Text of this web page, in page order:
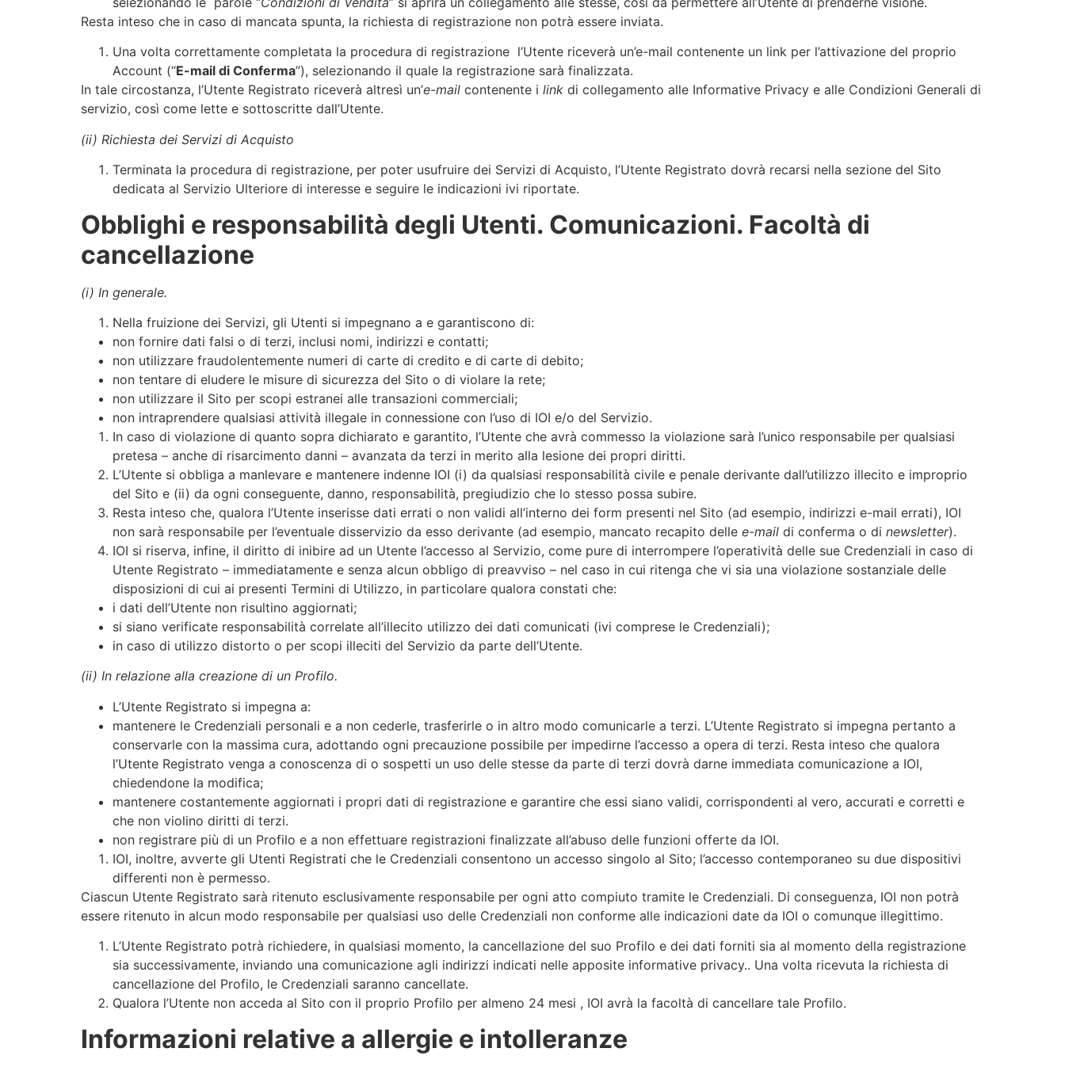
Resta inteso che in caso di mancata spunta, la richiesta di registrazione non potrà essere inviata.
Una volta correttamente completata la procedura di registrazione l’Utente riceverà un’e-mail contenente un link per l’attivazione del proprio
Account (“E-mail di Conferma”), selezionando il quale la registrazione sarà finalizzata.
In tale circostanza, l’Utente Registrato riceverà altresì un’e-mail contenente i link di collegamento alle Informative Privacy e alle Condizioni Generali di
servizio, così come lette e sottoscritte dall’Utente.
(ii) Richiesta dei Servizi di Acquisto
Terminata la procedura di registrazione, per poter usufruire dei Servizi di Acquisto, l’Utente Registrato dovrà recarsi nella sezione del Sito
dedicata al Servizio Ulteriore di interesse e seguire le indicazioni ivi riportate.
Obblighi e responsabilità degli Utenti. Comunicazioni. Facoltà di
cancellazione
(i) In generale.
Nella fruizione dei Servizi, gli Utenti si impegnano a e garantiscono di:
non fornire dati falsi o di terzi, inclusi nomi, indirizzi e contatti;
non utilizzare fraudolentemente numeri di carte di credito e di carte di debito;
non tentare di eludere le misure di sicurezza del Sito o di violare la rete;
non utilizzare il Sito per scopi estranei alle transazioni commerciali;
non intraprendere qualsiasi attività illegale in connessione con l’uso di IOI e/o del Servizio.
In caso di violazione di quanto sopra dichiarato e garantito, l’Utente che avrà commesso la violazione sarà l’unico responsabile per qualsiasi
pretesa – anche di risarcimento danni – avanzata da terzi in merito alla lesione dei propri diritti.
L’Utente si obbliga a manlevare e mantenere indenne IOI (i) da qualsiasi responsabilità civile e penale derivante dall’utilizzo illecito e improprio
del Sito e (ii) da ogni conseguente, danno, responsabilità, pregiudizio che lo stesso possa subire.
Resta inteso che, qualora l’Utente inserisse dati errati o non validi all’interno dei form presenti nel Sito (ad esempio, indirizzi e-mail errati), IOI
non sarà responsabile per l’eventuale disservizio da esso derivante (ad esempio, mancato recapito delle e-mail di conferma o di newsletter).
IOI si riserva, infine, il diritto di inibire ad un Utente l’accesso al Servizio, come pure di interrompere l’operatività delle sue Credenziali in caso di
Utente Registrato – immediatamente e senza alcun obbligo di preavviso – nel caso in cui ritenga che vi sia una violazione sostanziale delle
disposizioni di cui ai presenti Termini di Utilizzo, in particolare qualora constati che:
i dati dell’Utente non risultino aggiornati;
si siano verificate responsabilità correlate all’illecito utilizzo dei dati comunicati (ivi comprese le Credenziali);
in caso di utilizzo distorto o per scopi illeciti del Servizio da parte dell’Utente.
(ii) In relazione alla creazione di un Profilo.
L’Utente Registrato si impegna a:
mantenere le Credenziali personali e a non cederle, trasferirle o in altro modo comunicarle a terzi. L’Utente Registrato si impegna pertanto a
conservarle con la massima cura, adottando ogni precauzione possibile per impedirne l’accesso a opera di terzi. Resta inteso che qualora
l’Utente Registrato venga a conoscenza di o sospetti un uso delle stesse da parte di terzi dovrà darne immediata comunicazione a IOI,
chiedendone la modifica;
mantenere costantemente aggiornati i propri dati di registrazione e garantire che essi siano validi, corrispondenti al vero, accurati e corretti e
che non violino diritti di terzi.
non registrare più di un Profilo e a non effettuare registrazioni finalizzate all’abuso delle funzioni offerte da IOI.
IOI, inoltre, avverte gli Utenti Registrati che le Credenziali consentono un accesso singolo al Sito; l’accesso contemporaneo su due dispositivi
differenti non è permesso.
Ciascun Utente Registrato sarà ritenuto esclusivamente responsabile per ogni atto compiuto tramite le Credenziali. Di conseguenza, IOI non potrà
essere ritenuto in alcun modo responsabile per qualsiasi uso delle Credenziali non conforme alle indicazioni date da IOI o comunque illegittimo.
L’Utente Registrato potrà richiedere, in qualsiasi momento, la cancellazione del suo Profilo e dei dati forniti sia al momento della registrazione
sia successivamente, inviando una comunicazione agli indirizzi indicati nelle apposite informative privacy.. Una volta ricevuta la richiesta di
cancellazione del Profilo, le Credenziali saranno cancellate.
Qualora l’Utente non acceda al Sito con il proprio Profilo per almeno 24 mesi , IOI avrà la facoltà di cancellare tale Profilo.
Informazioni relative a allergie e intolleranze